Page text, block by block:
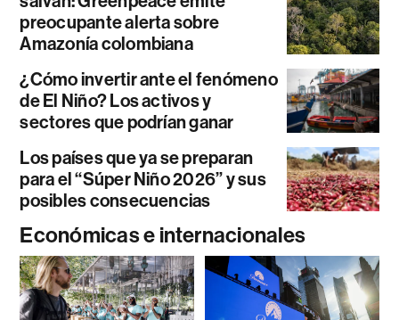
preocupante alerta sobre
Amazonía colombiana
¿Cómo invertir ante el fenómeno
de El Niño? Los activos y
sectores que podrían ganar
Los países que ya se preparan
para el “Súper Niño 2026” y sus
posibles consecuencias
Económicas e internacionales